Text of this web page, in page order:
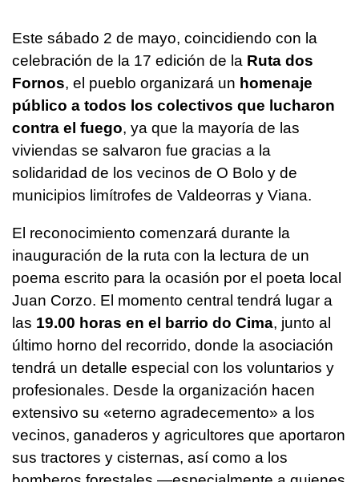
Este sábado 2 de mayo, coincidiendo con la
celebración de la 17 edición de la Ruta dos
Fornos, el pueblo organizará un homenaje
público a todos los colectivos que lucharon
contra el fuego, ya que la mayoría de las
viviendas se salvaron fue gracias a la
solidaridad de los vecinos de O Bolo y de
municipios limítrofes de Valdeorras y Viana.
El reconocimiento comenzará durante la
inauguración de la ruta con la lectura de un
poema escrito para la ocasión por el poeta local
Juan Corzo. El momento central tendrá lugar a
las 19.00 horas en el barrio do Cima, junto al
último horno del recorrido, donde la asociación
tendrá un detalle especial con los voluntarios y
profesionales. Desde la organización hacen
extensivo su «eterno agradecemento» a los
vecinos, ganaderos y agricultores que aportaron
sus tractores y cisternas, así como a los